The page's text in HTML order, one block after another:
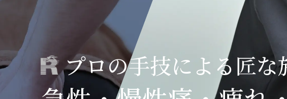
整体コラム
プロの手技による匠な